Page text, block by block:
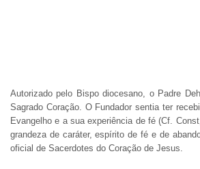
Autorizado pelo Bispo diocesano, o Padre
Sagrado Coração. O Fundador sentia ter
Evangelho e a sua experiência de fé (Cf.
grandeza de caráter, espírito de fé e de
oficial de Sacerdotes do Coração de Jesus.